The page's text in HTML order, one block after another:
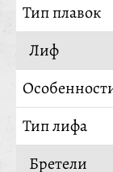
Тип плавок
Лиф
Тип лифа
Бретели